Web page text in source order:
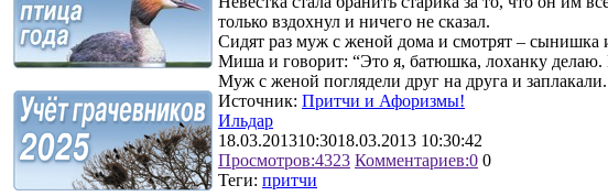
только вздохнул и ничего не сказал.
Сидят раз муж с женой дома и смотрят – сынишка
Миша и говорит: “Это я, батюшка, лоханку делаю.
Муж с женой поглядели друг на друга и
Источник: Притчи и Афоризмы!
Ильдар
18.03.201310:3018.03.2013 10:30:42
Просмотров:4323 Комментариев:0 0
Теги: притчи